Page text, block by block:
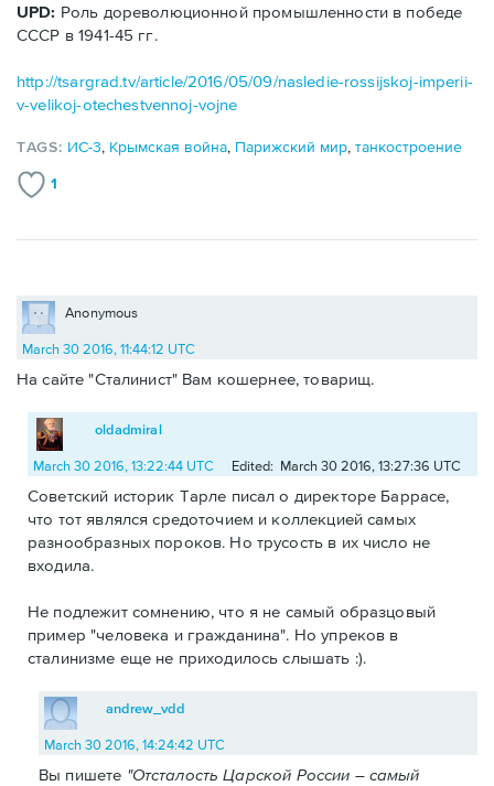
UPD: Роль дореволюционной промышленности в победе
СССР в 1941-45 гг.
http://tsargrad.tv/article/2016/05/09/nasledie-rossijskoj-imperii-
v-velikoj-otechestvennoj-vojne
TAGS: ИС-3, Крымская война, Парижский мир,танкостроение
1
Anonymous
March 30 2016, 11:44:12 UTC
На сайте "Сталинист" Вам кошернее, товарищ.
oldadmiral
March 30 2016, 13:22:44 UTC Edited: March 30 2016, 13:27:36 UTC
Советский историк Тарле писал о директоре Баррасе,
что тот являлся средоточием и коллекцией самых
разнообразных пороков. Но трусость в их число не
входила.
Не подлежит сомнению, что я не самый образцовый
пример "человека и гражданина". Но упреков в
сталинизме еще не приходилось слышать :).
andrew_vdd
March 30 2016, 14:24:42 UTC
Вы пишете "Отсталость Царской России – самый